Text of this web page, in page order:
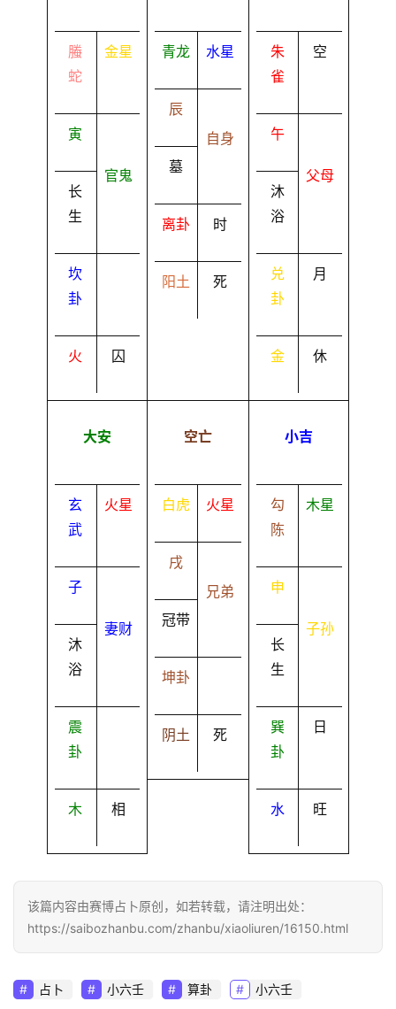
螣
蛇
金星
寅
长
生
官鬼
坎
卦
火 囚
青龙 水星
辰
墓
自身
离卦 时
阳土 死
朱
雀
空
午
沐
浴
父母
兑
卦
月
金 休
大安
玄
武
火星
子
沐
浴
妻财
震
卦
木 相
空亡
白虎 火星
戌
冠带
兄弟
坤卦
阴土 死
小吉
勾
陈
木星
申
长
生
子孙
巽
卦
日
水 旺
该篇内容由赛博占卜原创，如若转载，请注明出处：
https://saibozhanbu.com/zhanbu/xiaoliuren/16150.html
占卜 小六壬 算卦 小六壬